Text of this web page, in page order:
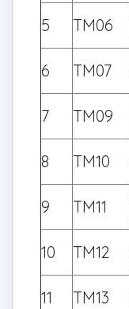
5 TM06
6
TM07
7 TM09
8 TM10
9 TM11
10
TM12
11 TM13